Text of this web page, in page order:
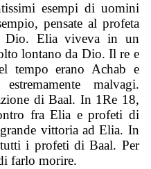
esempi di uomini
pensate al profeta
Dio. Elia viveva in un
lontano da Dio. Il re e
tempo erano Achab e
malvagi.
di Baal. In 1Re 18,
fra Elia e profeti di
vittoria ad Elia. In
i profeti di Baal. Per
farlo morire.